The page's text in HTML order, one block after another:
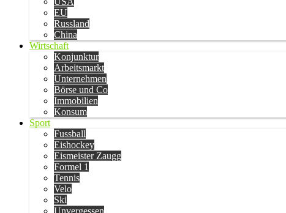
EU
Russland
China
Wirtschaft
Konjunktur
Arbeitsmarkt
Unternehmen
Börse und Co
Immobilien
Konsum
Sport
Fussball
Eishockey
Eismeister Zaugg
Formel 1
Tennis
Velo
Ski
Unvergessen